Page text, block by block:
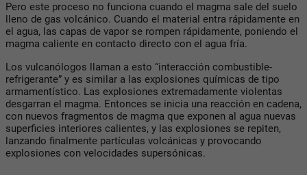
Pero este proceso no funciona cuando el magma sale del suelo
lleno de gas volcánico. Cuando el material entra rápidamente en
el agua, las capas de vapor se rompen rápidamente, poniendo el
magma caliente en contacto directo con el agua fría.
Los vulcanólogos llaman a esto “interacción combustible-
refrigerante” y es similar a las explosiones químicas de tipo
armamentístico. Las explosiones extremadamente violentas
desgarran el magma. Entonces se inicia una reacción en cadena,
con nuevos fragmentos de magma que exponen al agua nuevas
superficies interiores calientes, y las explosiones se repiten,
lanzando finalmente partículas volcánicas y provocando
explosiones con velocidades supersónicas.